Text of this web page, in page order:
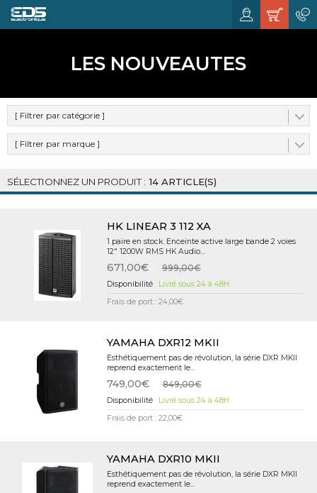
LES NOUVEAUTES
[ Filtrer par catégorie ]
[ Filtrer par marque ]
14 ARTICLE(S)
HK LINEAR 3 112 XA
1 paire en stock. Enceinte active large bande 2 voies
12" 1200W RMS HK Audio...
671,00€ 999,00€
Livré sous 24 à 48H
Frais de port : 24,00€
YAMAHA DXR12 MKII
Esthétiquement pas de révolution, la série DXR MKII
reprend exactement le...
749,00€ 849,00€
Livré sous 24 à 48H
Frais de port : 22,00€
YAMAHA DXR10 MKII
Esthétiquement pas de révolution, la série DXR MKII
reprend exactement le...